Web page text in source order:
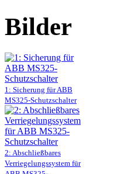
Bilder
1: Sicherung für ABB
MS325-Schutzschalter
2: Abschließbares
Verriegelungssystem für